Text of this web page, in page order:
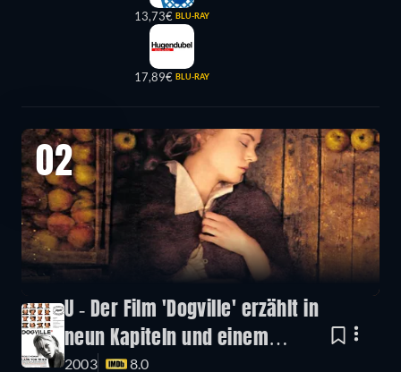
13,73€ BLU-RAY
17,89€ BLU-RAY
02
U - Der Film 'Dogville' erzählt in
neun Kapiteln und einem
Prolog.
2003 8.0